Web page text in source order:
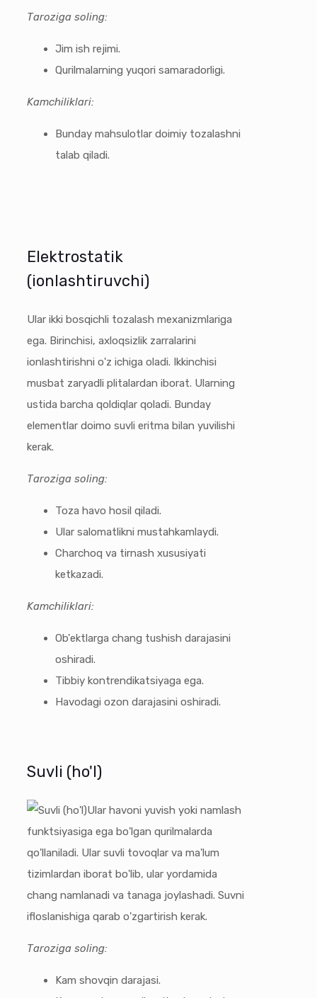
Taroziga soling:
Jim ish rejimi.
Qurilmalarning yuqori samaradorligi.
Kamchiliklari:
Bunday mahsulotlar doimiy tozalashni
talab qiladi.
Elektrostatik
(ionlashtiruvchi)
Ular ikki bosqichli tozalash mexanizmlariga
ega. Birinchisi, axloqsizlik zarralarini
ionlashtirishni o'z ichiga oladi. Ikkinchisi
musbat zaryadli plitalardan iborat. Ularning
ustida barcha qoldiqlar qoladi. Bunday
elementlar doimo suvli eritma bilan yuvilishi
kerak.
Taroziga soling:
Toza havo hosil qiladi.
Ular salomatlikni mustahkamlaydi.
Charchoq va tirnash xususiyati
ketkazadi.
Kamchiliklari:
Ob'ektlarga chang tushish darajasini
oshiradi.
Tibbiy kontrendikatsiyaga ega.
Havodagi ozon darajasini oshiradi.
Suvli (ho'l)
Ular havoni yuvish yoki namlash
funktsiyasiga ega bo'lgan qurilmalarda
qo'llaniladi. Ular suvli tovoqlar va ma'lum
tizimlardan iborat bo'lib, ular yordamida
chang namlanadi va tanaga joylashadi. Suvni
ifloslanishiga qarab o'zgartirish kerak.
Taroziga soling:
Kam shovqin darajasi.